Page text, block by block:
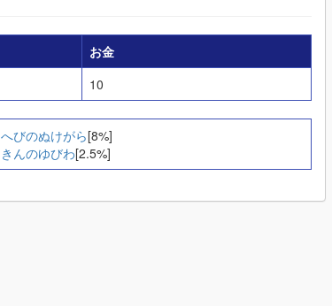
お金
10
へびのぬけがら[8%]
きんのゆびわ[2.5%]